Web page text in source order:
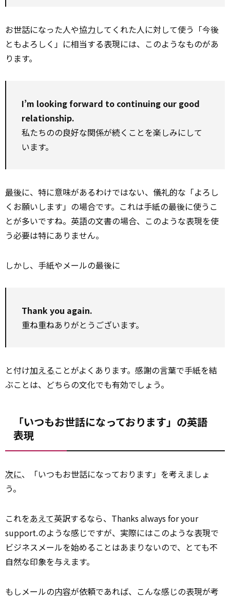
お世話になった人や協力してくれた人に対して使う「今後
ともよろしく」に相当する表現には、このようなものがあ
ります。
I’m looking forward to continuing our good
relationship.
私たちのの良好な関係が続くことを楽しみにして
います。
最後に、特に意味があるわけではない、儀礼的な「よろし
くお願いします」の場合です。これは手紙の最後に使うこ
とが多いですね。英語の文書の場合、このような表現を使
う必要は特にありません。
しかし、手紙やメールの最後に
Thank you again.
重ね重ねありがとうございます。
と付け加えることがよくあります。感謝の言葉で手紙を結
ぶことは、どちらの文化でも有効でしょう。
「いつもお世話になっております」の英語
表現
次に、「いつもお世話になっております」を考えましょ
う。
これをあえて英訳するなら、Thanks always for your
support.のような感じですが、実際にはこのような表現で
ビジネスメールを始めることはあまりないので、とても不
自然な印象を与えます。
もしメールの内容が依頼であれば、こんな感じの表現が考